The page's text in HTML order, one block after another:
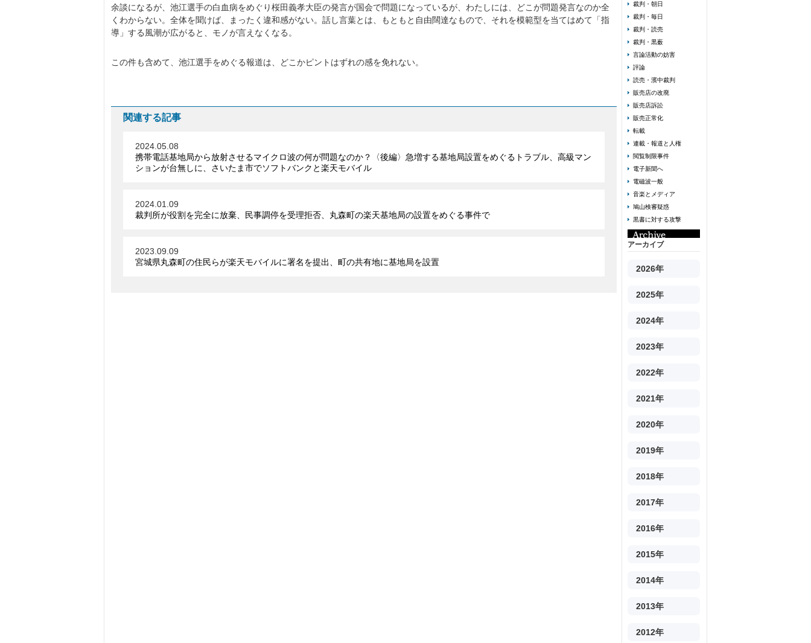
余談になるが、池江選手の白血病をめぐり桜田義孝大臣の発言が国会で問題になっているが、わたしには、どこが問題発言なのか全
くわからない。全体を聞けば、まったく違和感がない。話し言葉とは、もともと自由闊達なもので、それを模範型を当てはめて「指
導」する風潮が広がると、モノが言えなくなる。
この件も含めて、池江選手をめぐる報道は、どこかピントはずれの感を免れない。
関連する記事
2024.05.08
携帯電話基地局から放射させるマイクロ波の何が問題なのか？〈後編〉急増する基地局設置をめぐるトラブル、高級マン
ションが台無しに、さいたま市でソフトバンクと楽天モバイル
2024.01.09
裁判所が役割を完全に放棄、民事調停を受理拒否、丸森町の楽天基地局の設置をめぐる事件で
2023.09.09
宮城県丸森町の住民らが楽天モバイルに署名を提出、町の共有地に基地局を設置
裁判・朝日
裁判・毎日
裁判・読売
裁判・黒薮
言論活動の妨害
評論
読売・濱中裁判
販売店の改廃
販売店訴訟
販売正常化
転載
連載・報道と人権
閲覧制限事件
電子新聞へ
電磁波一般
音楽とメディア
鳩山検審疑惑
黒書に対する攻撃
アーカイブ
2026年
2025年
2024年
2023年
2022年
2021年
2020年
2019年
2018年
2017年
2016年
2015年
2014年
2013年
2012年